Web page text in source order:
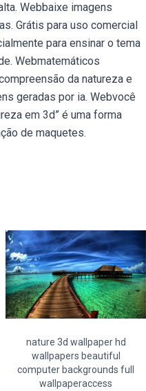
Webbaixe imagens
Grátis para uso comercial
para ensinar o tema
Webmatemáticos
da natureza e
geradas por ia. Webvocê
em 3d” é uma forma
de maquetes.
nature 3d wallpaper hd
wallpapers beautiful
computer backgrounds full
wallpaperaccess